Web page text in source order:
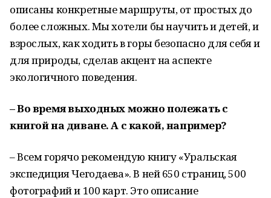
описаны конкретные маршруты, от простых до
более сложных. Мы хотели бы научить и детей, и
взрослых, как ходить в горы безопасно для себя и
для природы, сделав акцент на аспекте
экологичного поведения.
– Во время выходных можно полежать с
книгой на диване. А с какой, например?
– Всем горячо рекомендую книгу «Уральская
экспедиция Чегодаева». В ней 650 страниц, 500
фотографий и 100 карт. Это описание